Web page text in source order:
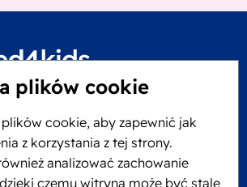
plików cookie
cookie, aby zapewnić jak
z korzystania z tej strony.
analizować zachowanie
czemu witryna może być stale